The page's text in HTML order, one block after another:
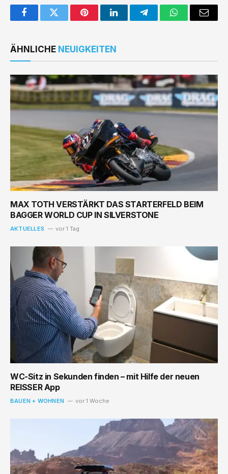
FacebookTwitter PinterestLinkedInTelegramWhatsAppEmail
ÄHNLICHE NEUIGKEITEN
MAX TOTH VERSTÄRKT DAS STARTERFELD BEIM
BAGGER WORLD CUP IN SILVERSTONE
AKTUELLES vor 1 Tag
WC-Sitz in Sekunden finden – mit Hilfe der neuen
REISSER App
BAUEN + WOHNEN vor 1 Woche